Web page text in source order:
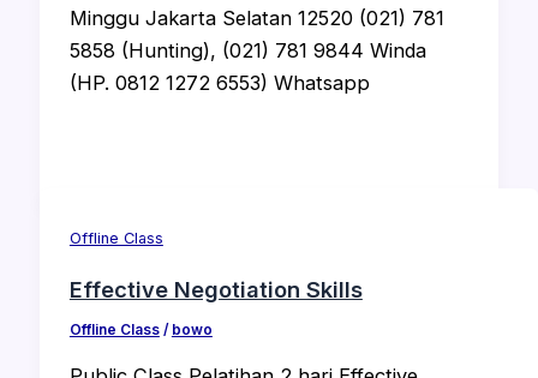
Minggu Jakarta Selatan 12520 (021) 781
5858 (Hunting), (021) 781 9844 Winda
(HP. 0812 1272 6553) Whatsapp
Offline Class
Effective Negotiation Skills
Offline Class/ bowo